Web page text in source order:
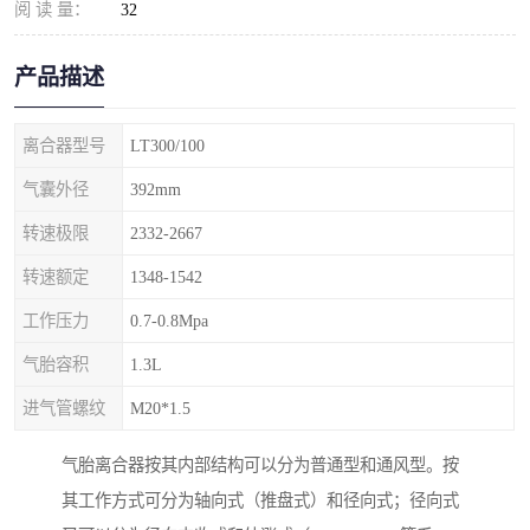
阅 读 量： 32
产品描述
离合器型号 LT300/100
气囊外径 392mm
转速极限 2332-2667
转速额定 1348-1542
工作压力 0.7-0.8Mpa
气胎容积 1.3L
进气管螺纹 M20*1.5
气胎离合器按其内部结构可以分为普通型和通风型。按
其工作方式可分为轴向式（推盘式）和径向式；径向式